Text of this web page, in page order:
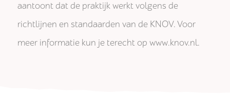
aantoont dat de praktijk werkt volgens de
richtlijnen en standaarden van de KNOV. Voor
meer informatie kun je terecht op www.knov.nl.